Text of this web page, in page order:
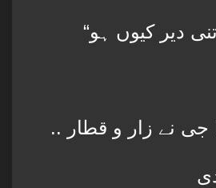
“پریشان ہوں، اتنی دیر کیوں ہو
.. یہ کہتے ہی بابا جی نے زار و قطار